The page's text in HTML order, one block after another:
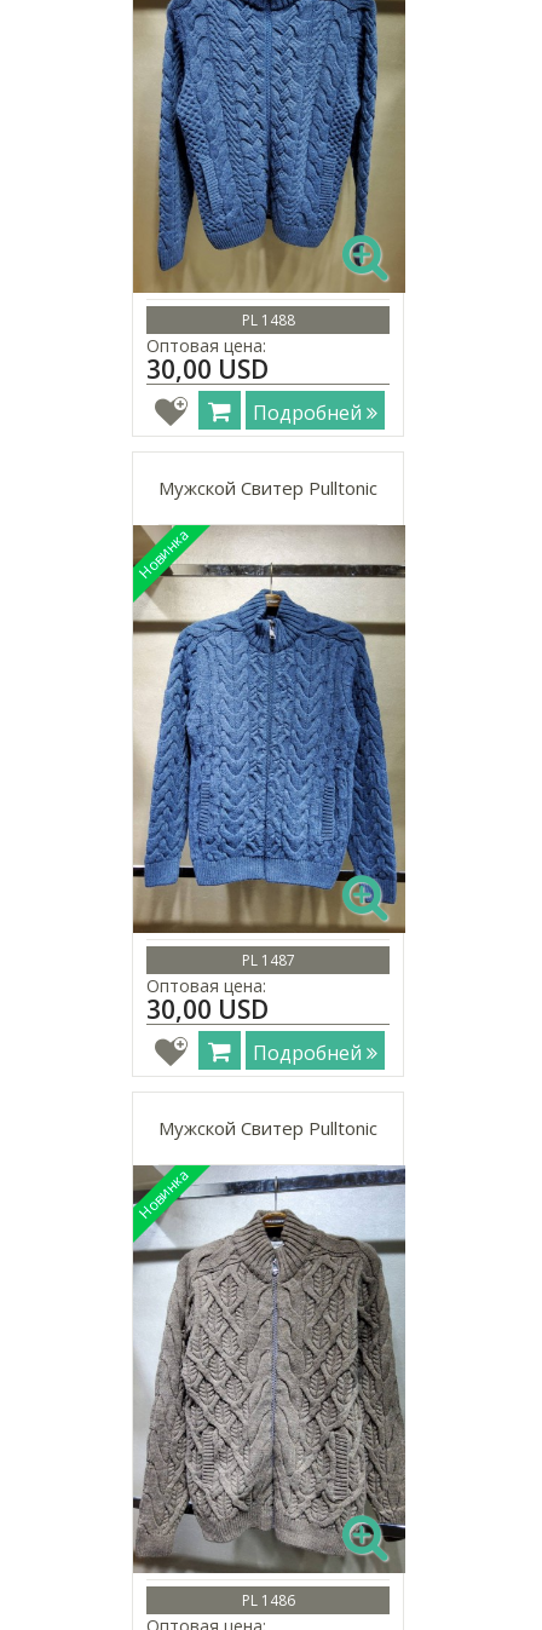
PL 1488
Оптовая цена:
30,00 USD
Подробней
Мужской Свитер Pulltonic
PL 1487
Оптовая цена:
30,00 USD
Подробней
Мужской Свитер Pulltonic
PL 1486